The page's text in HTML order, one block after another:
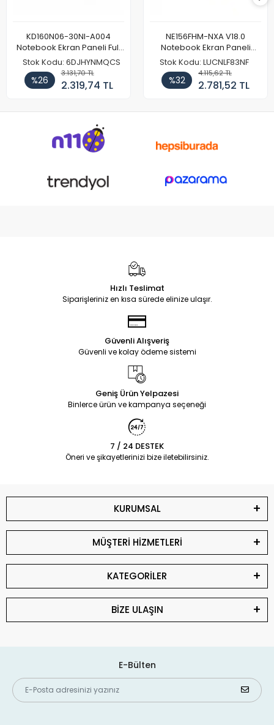
KD160N06-30NI-A004
Notebook Ekran Paneli Full
HD
Stok Kodu: 6DJHYNMQCS
%26
3.131,70 TL
2.319,74 TL
NE156FHM-NXA V18.0
Notebook Ekran Paneli
144Hz
Stok Kodu: LUCNLF83NF
%32
4.115,62 TL
2.781,52 TL
Hızlı Teslimat
Siparişleriniz en kısa sürede elinize ulaşır.
Güvenli Alışveriş
Güvenli ve kolay ödeme sistemi
Geniş Ürün Yelpazesi
Binlerce ürün ve kampanya seçeneği
7 / 24 DESTEK
Öneri ve şikayetlerinizi bize iletebilirsiniz.
KURUMSAL
MÜŞTERİ HİZMETLERİ
KATEGORİLER
BİZE ULAŞIN
E-Bülten